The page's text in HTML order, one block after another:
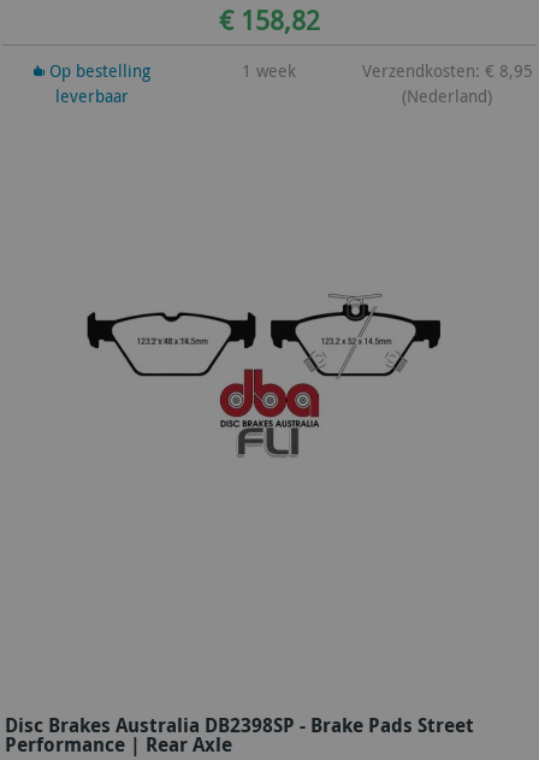
€ 158,82
Op bestelling
leverbaar
1 week
Verzendkosten: € 8,95
(Nederland)
Disc Brakes Australia DB2398SP - Brake Pads Street
Performance | Rear Axle